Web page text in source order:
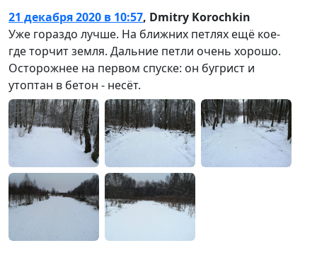
21 декабря 2020 в 10:57, Dmitry Korochkin
Уже гораздо лучше. На ближних петлях ещё кое-
где торчит земля. Дальние петли очень хорошо.
Осторожнее на первом спуске: он бугрист и
утоптан в бетон - несёт.